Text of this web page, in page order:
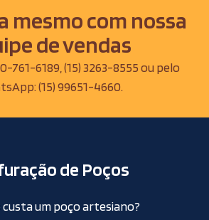
mesmo com nossa
de vendas
761-6189 (15) 3263-8555ou pelo
(15) 99651-4660.
de Poços
um poço artesiano?